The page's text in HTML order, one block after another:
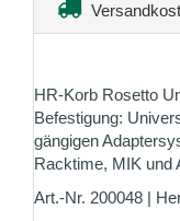
HR-Korb Rosetto
Befestigung:
gängigen
Racktime, MIK und
Art.-Nr. 200048 |